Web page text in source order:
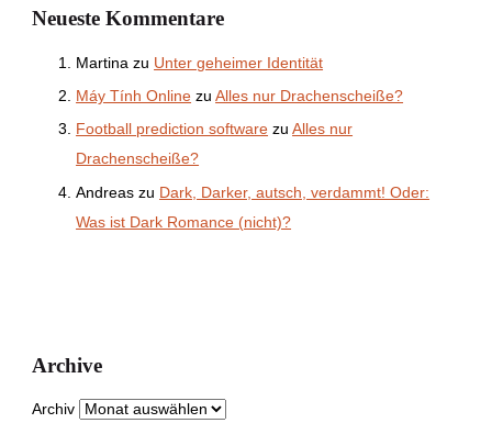
Neueste Kommentare
Martina zu Unter geheimer Identität
Máy Tính Online zuAlles nur Drachenscheiße?
Football prediction software zuAlles nur
Drachenscheiße?
Andreas zu Dark, Darker, autsch, verdammt! Oder:
Was ist Dark Romance (nicht)?
Archive
Archiv